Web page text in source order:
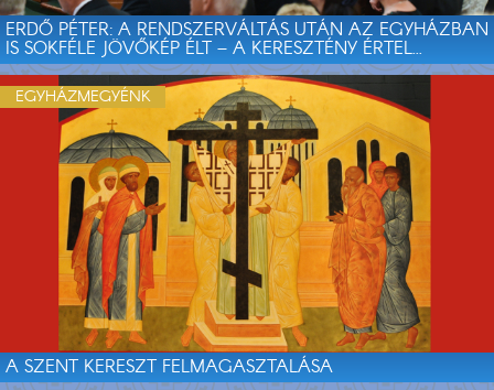
ERDŐ PÉTER: A RENDSZERVÁLTÁS UTÁN AZ EGYHÁZBAN
IS SOKFÉLE JÖVŐKÉP ÉLT – A KERESZTÉNY ÉRTEL...
A SZENT KERESZT FELMAGASZTALÁSA
EGYHÁZMEGYÉNK